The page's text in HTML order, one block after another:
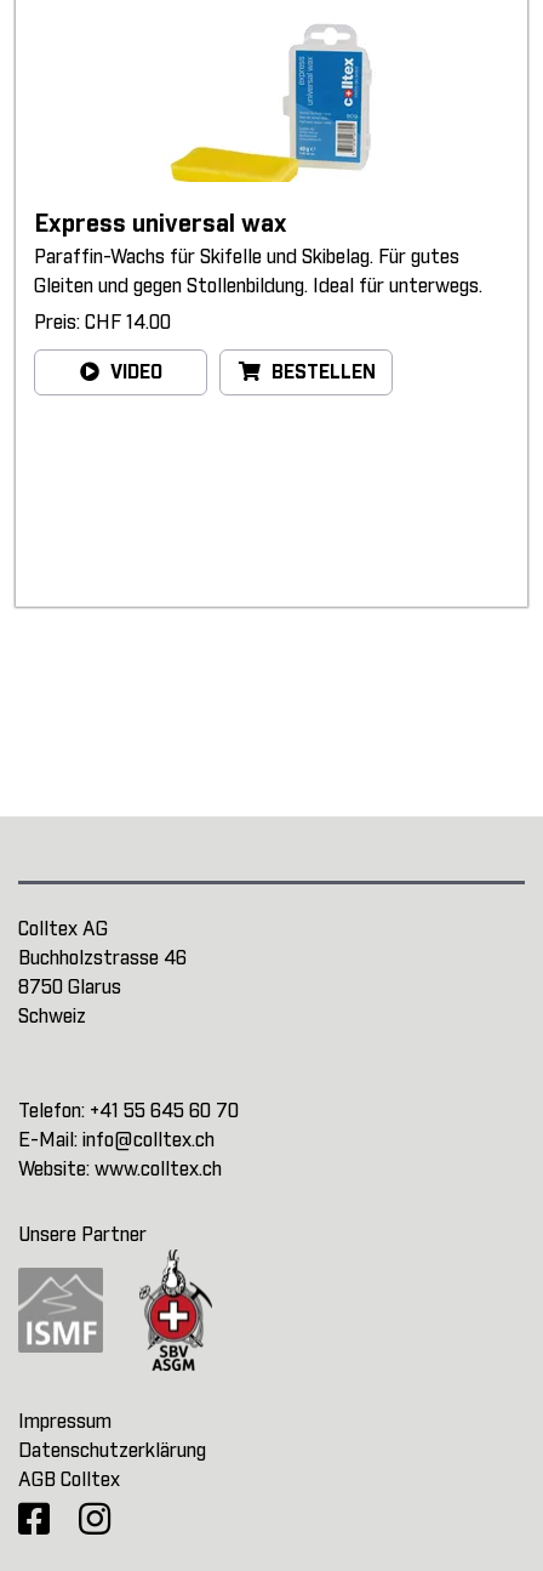
Express universal wax
Paraffin-Wachs für Skifelle und Skibelag. Für gutes
Gleiten und gegen Stollenbildung. Ideal für unterwegs.
Preis: CHF 14.00
VIDEO BESTELLEN
Colltex AG
Buchholzstrasse 46
8750 Glarus
Schweiz
Telefon: +41 55 645 60 70
E-Mail: info@colltex.ch
Website: www.colltex.ch
Unsere Partner
Impressum
Datenschutzerklärung
AGB Colltex